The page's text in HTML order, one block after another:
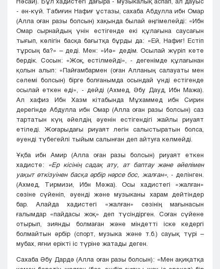
- ән-күй. Табиғин Нафиғ ұстазы, сахаба Абдулла ибн Омар
(Алла оған разы болсын) хақында былай әңгімелейді: «Ибн
Омар сырнайдың үнін естігенде екі құлағына саусағын
тығып, көлігін басқа бағытқа бұрды да: «Ей, Нафиғ! Естіп
тұрсың ба?» – деді. Мен: «Иә» дедім. Осылай жүріп кете
бердік. Сосын: «Жоқ, естілмейді», - дегенімде құлағынан
қолын алып: «Пайғамбармен (оған Алланың салауаты мен
сәлемі болсын) бірге болғанымда осындай үнді естігенде
осылай еткен еді», - дейді (Ахмед, Әбу Дауд, Ибн Мажа).
Ал хафиз Ибн Хазм кітабында Мұхаммед ибн Сирин
дерегінде Абдулла ибн Омар (Алла оған разы болсын) саз
тартатын күң әйелдің әуенін естігендігі жайлы риуаят
етіледі. Жоғарыдағы риуаят легін салыстыратын болса,
әуенді түбегейлі тыйым салынған деп айтуға келмейді.
Ұқба ибн Амир (Алла оған разы болсын) риуаят еткен
хадисте:
«Ер кісінің садақ ату, ат баптау және әйелімен
уақыт өткізуінен басқа әрбір нәрсе бос, жалған», - делінген.
(Ахмед, Тирмизи, Ибн Мәжа). Осы хадистегі «жалған»
сөзіне сүйеніп, әуенді және музыканы харам дейтіндер
бар. Алайда хадистегі «жалған» сөзінің мағынасын
ғалымдар «пайдасы жоқ» деп түсіндірген. Соған сүйене
отырып, зиянды болмаған және міндетті іске кедергі
болмайтын әрбір (спорт, музыка және т.б.) сауық түрі –
мубах, яғни ерікті іс түріне жатады деген.
Сахаба Әбу Дардә (Алла оған разы болсын): «Мен ақиқатқа